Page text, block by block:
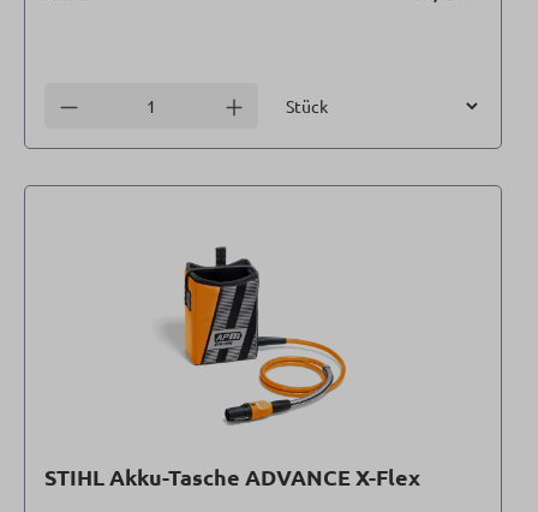
Anzahl verringern Anzahl erhöhen
STIHL Akku-Tasche ADVANCE X-Flex